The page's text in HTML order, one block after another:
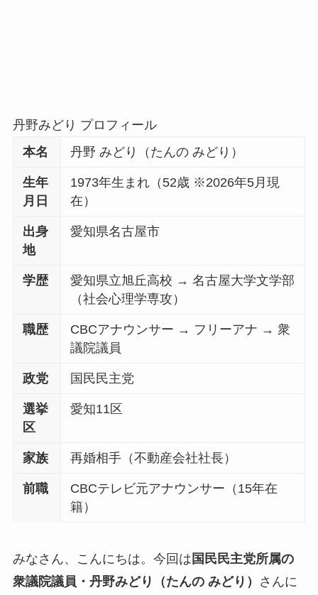
丹野みどり プロフィール
本名
丹野 みどり（たんの みどり）
生年
月日
1973年生まれ（52歳 ※2026年5月現
在）
出身
地
愛知県名古屋市
学歴
愛知県立旭丘高校 → 名古屋大学文学部
（社会心理学専攻）
職歴
CBCアナウンサー → フリーアナ → 衆
議院議員
政党 国民民主党
選挙
区
愛知11区
家族 再婚相手（不動産会社社長）
前職
CBCテレビ元アナウンサー（15年在
籍）
みなさん、こんにちは。今回は 国民民主党所属の
衆議院議員・丹野みどり（たんの みどり）
さんに